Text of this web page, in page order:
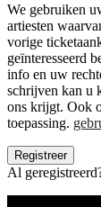
We gebruiken
artiesten
vorige
geïnteresseerd
info en uw
schrijven kan u
ons krijgt. Ook
toepassing.
Registreer
Al